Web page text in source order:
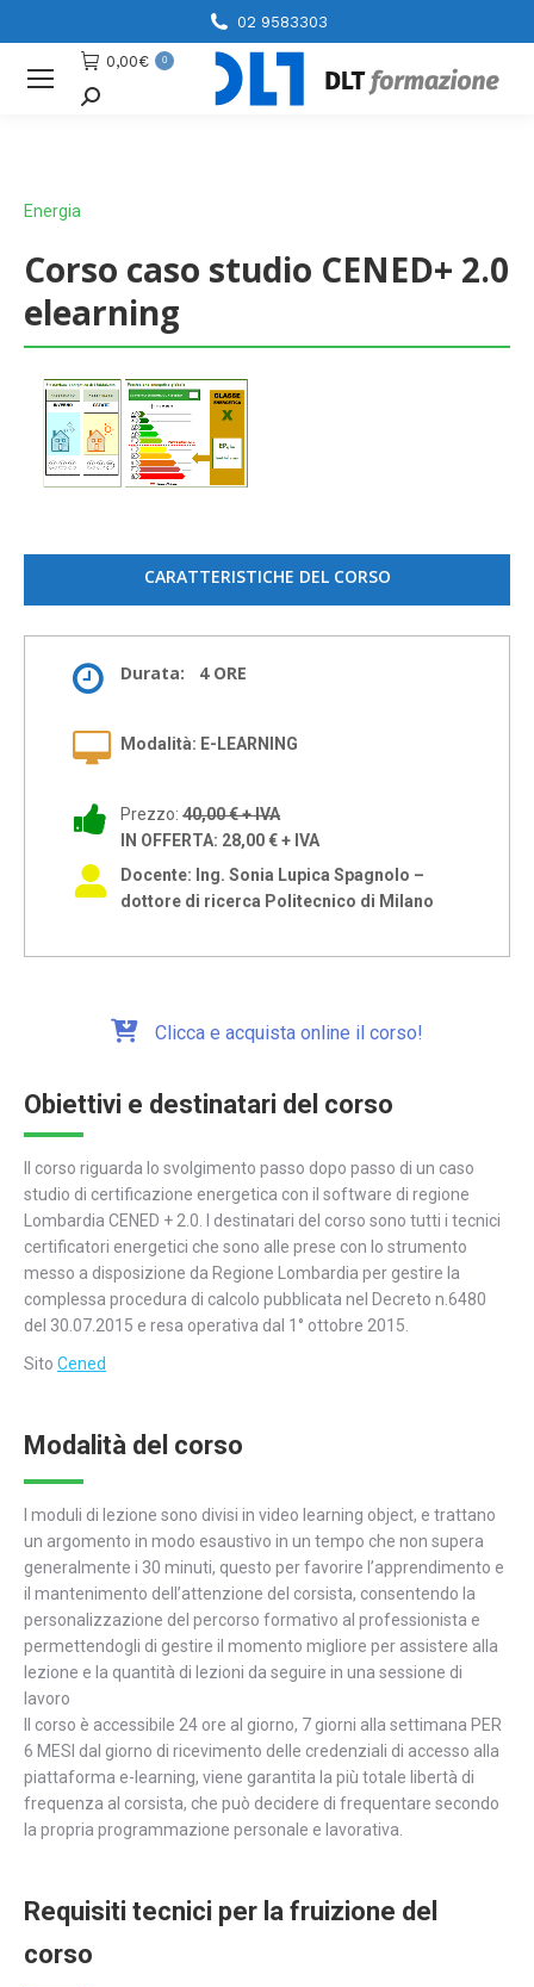
02 9583303
0,00€ 0
Cerca
Energia
Corso caso studio CENED+ 2.0
elearning
CARATTERISTICHE DEL CORSO
Durata: 4 ORE
Modalità: E-LEARNING
Prezzo: 40,00 € + IVA
IN OFFERTA: 28,00 € + IVA
Docente: Ing. Sonia Lupica Spagnolo –
dottore di ricerca Politecnico di Milano
Clicca e acquista online il corso!
Obiettivi e destinatari del corso
Il corso riguarda lo svolgimento passo dopo passo di un caso
studio di certificazione energetica con il software di regione
Lombardia CENED + 2.0. I destinatari del corso sono tutti i tecnici
certificatori energetici che sono alle prese con lo strumento
messo a disposizione da Regione Lombardia per gestire la
complessa procedura di calcolo pubblicata nel Decreto n.6480
del 30.07.2015 e resa operativa dal 1° ottobre 2015.
Sito Cened
Modalità del corso
I moduli di lezione sono divisi in video learning object, e trattano
un argomento in modo esaustivo in un tempo che non supera
generalmente i 30 minuti, questo per favorire l’apprendimento e
il mantenimento dell’attenzione del corsista, consentendo la
personalizzazione del percorso formativo al professionista e
permettendogli di gestire il momento migliore per assistere alla
lezione e la quantità di lezioni da seguire in una sessione di
lavoro
Il corso è accessibile 24 ore al giorno, 7 giorni alla settimana PER
6 MESI dal giorno di ricevimento delle credenziali di accesso alla
piattaforma e-learning, viene garantita la più totale libertà di
frequenza al corsista, che può decidere di frequentare secondo
la propria programmazione personale e lavorativa.
Requisiti tecnici per la fruizione del
corso